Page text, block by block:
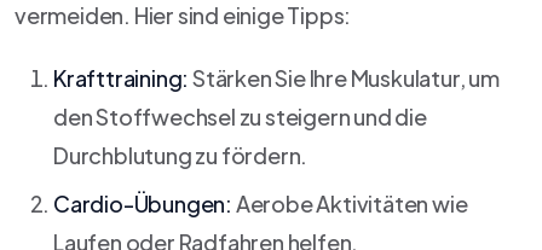
vermeiden. Hier sind einige Tipps:
Krafttraining: Stärken Sie Ihre Muskulatur, um
den Stoffwechsel zu steigern und die
Durchblutung zu fördern.
Cardio-Übungen: Aerobe Aktivitäten wie
Laufen oder Radfahren helfen,